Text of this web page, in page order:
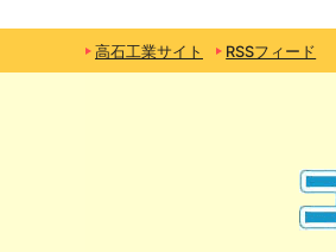
高石工業サイト RSSフィード